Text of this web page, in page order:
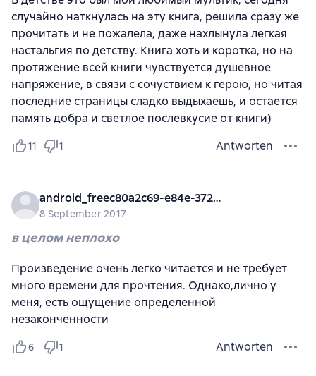
случайно наткнулась на эту книга, решила сразу же
прочитать и не пожалела, даже нахлынула легкая
настальгия по детству. Книга хоть и коротка, но на
протяжение всей книги чувствуется душевное
напряжение, в связи с сочуствием к герою, но читая
последние страницы сладко выдыхаешь, и остается
память добра и светлое послевкусие от книги)
11 1 Antworten
android_freec80a2c69-e84e-372e-bef6-3926defb14d4
8 September 2017
в целом неплохо
Произведение очень легко читается и не требует
много времени для прочтения. Однако,лично у
меня, есть ощущение определенной
незаконченности
6 1 Antworten